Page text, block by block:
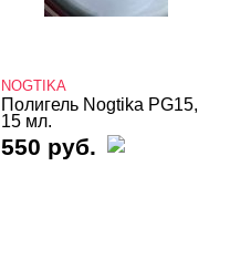
NOGTIKA
Полигель Nogtika PG15,
15 мл.
550 руб.